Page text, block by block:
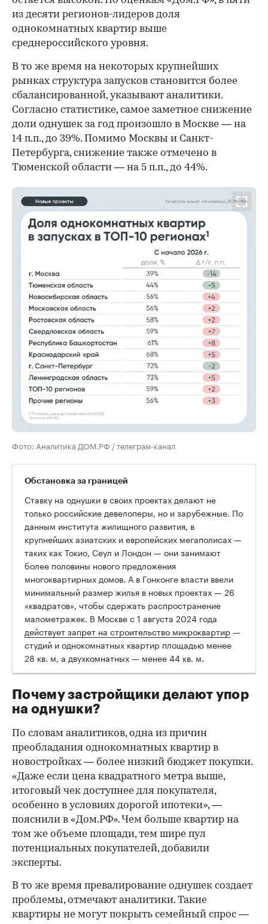
из десяти регионов-лидеров доля
однокомнатных квартир выше
среднероссийского уровня.
В то же время на некоторых крупнейших
рынках структура запусков становится более
сбалансированной, указывают аналитики.
Согласно статистике, самое заметное снижение
доли однушек за год произошло в Москве — на
14 п.п., до 39%. Помимо Москвы и Санкт-
Петербурга, снижение также отмечено в
Тюменской области — на 5 п.п., до 44%.
Фото: Аналитика ДОМ.РФ / телеграм-канал
Обстановка за границей
Ставку на однушки в своих проектах делают не
только российские девелоперы, но и зарубежные. По
данным института жилищного развития, в
крупнейших азиатских и европейских мегаполисах —
таких как Токио, Сеул и Лондон — они занимают
более половины нового предложения
многоквартирных домов. А в Гонконге власти ввели
минимальный размер жилья в новых проектах — 26
«квадратов», чтобы сдержать распространение
малометражек. В Москве с 1 августа 2024 года
действует запрет на строительство микроквартир—
студий и однокомнатных квартир площадью менее
28 кв. м, а двухкомнатных — менее 44 кв. м.
Почему застройщики делают упор
на однушки?
По словам аналитиков, одна из причин
преобладания однокомнатных квартир в
новостройках — более низкий бюджет покупки.
«Даже если цена квадратного метра выше,
итоговый чек доступнее для покупателя,
особенно в условиях дорогой ипотеки», —
пояснили в «Дом.РФ». Чем больше квартир на
том же объеме площади, тем шире пул
потенциальных покупателей, добавили
эксперты.
В то же время превалирование однушек создает
проблемы, отмечают аналитики. Такие
квартиры не могут покрыть семейный спрос —